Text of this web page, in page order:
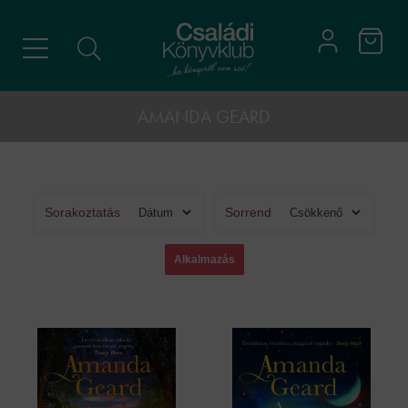
Sorakoztatás Sorrend